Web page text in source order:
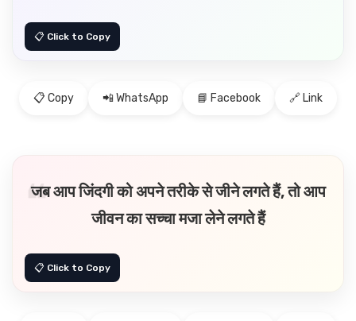
📋 Copy 📲 WhatsApp 📘 Facebook 🔗 Link
जब आप जिंदगी को अपने तरीके से जीने लगते हैं, तो आप
जीवन का सच्चा मजा लेने लगते हैं